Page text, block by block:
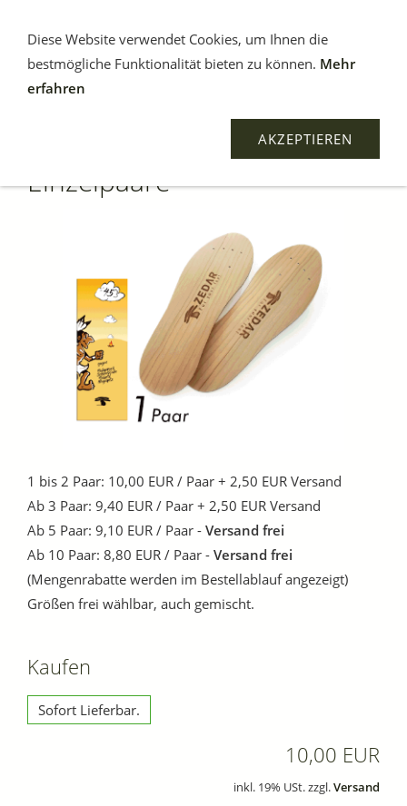
Einzelpaare
1 bis 2 Paar: 10,00 EUR / Paar + 2,50 EUR Versand
Ab 3 Paar: 9,40 EUR / Paar + 2,50 EUR Versand
Ab 5 Paar: 9,10 EUR / Paar - Versand frei
Ab 10 Paar: 8,80 EUR / Paar - Versand frei
(Mengenrabatte werden im Bestellablauf angezeigt)
Größen frei wählbar, auch gemischt.
Kaufen
Sofort Lieferbar.
10,00 EUR
inkl. 19% USt. zzgl.Versand
Diese Website verwendet Cookies, um Ihnen die
bestmögliche Funktionalität bieten zu können. Mehr
erfahren
AKZEPTIEREN